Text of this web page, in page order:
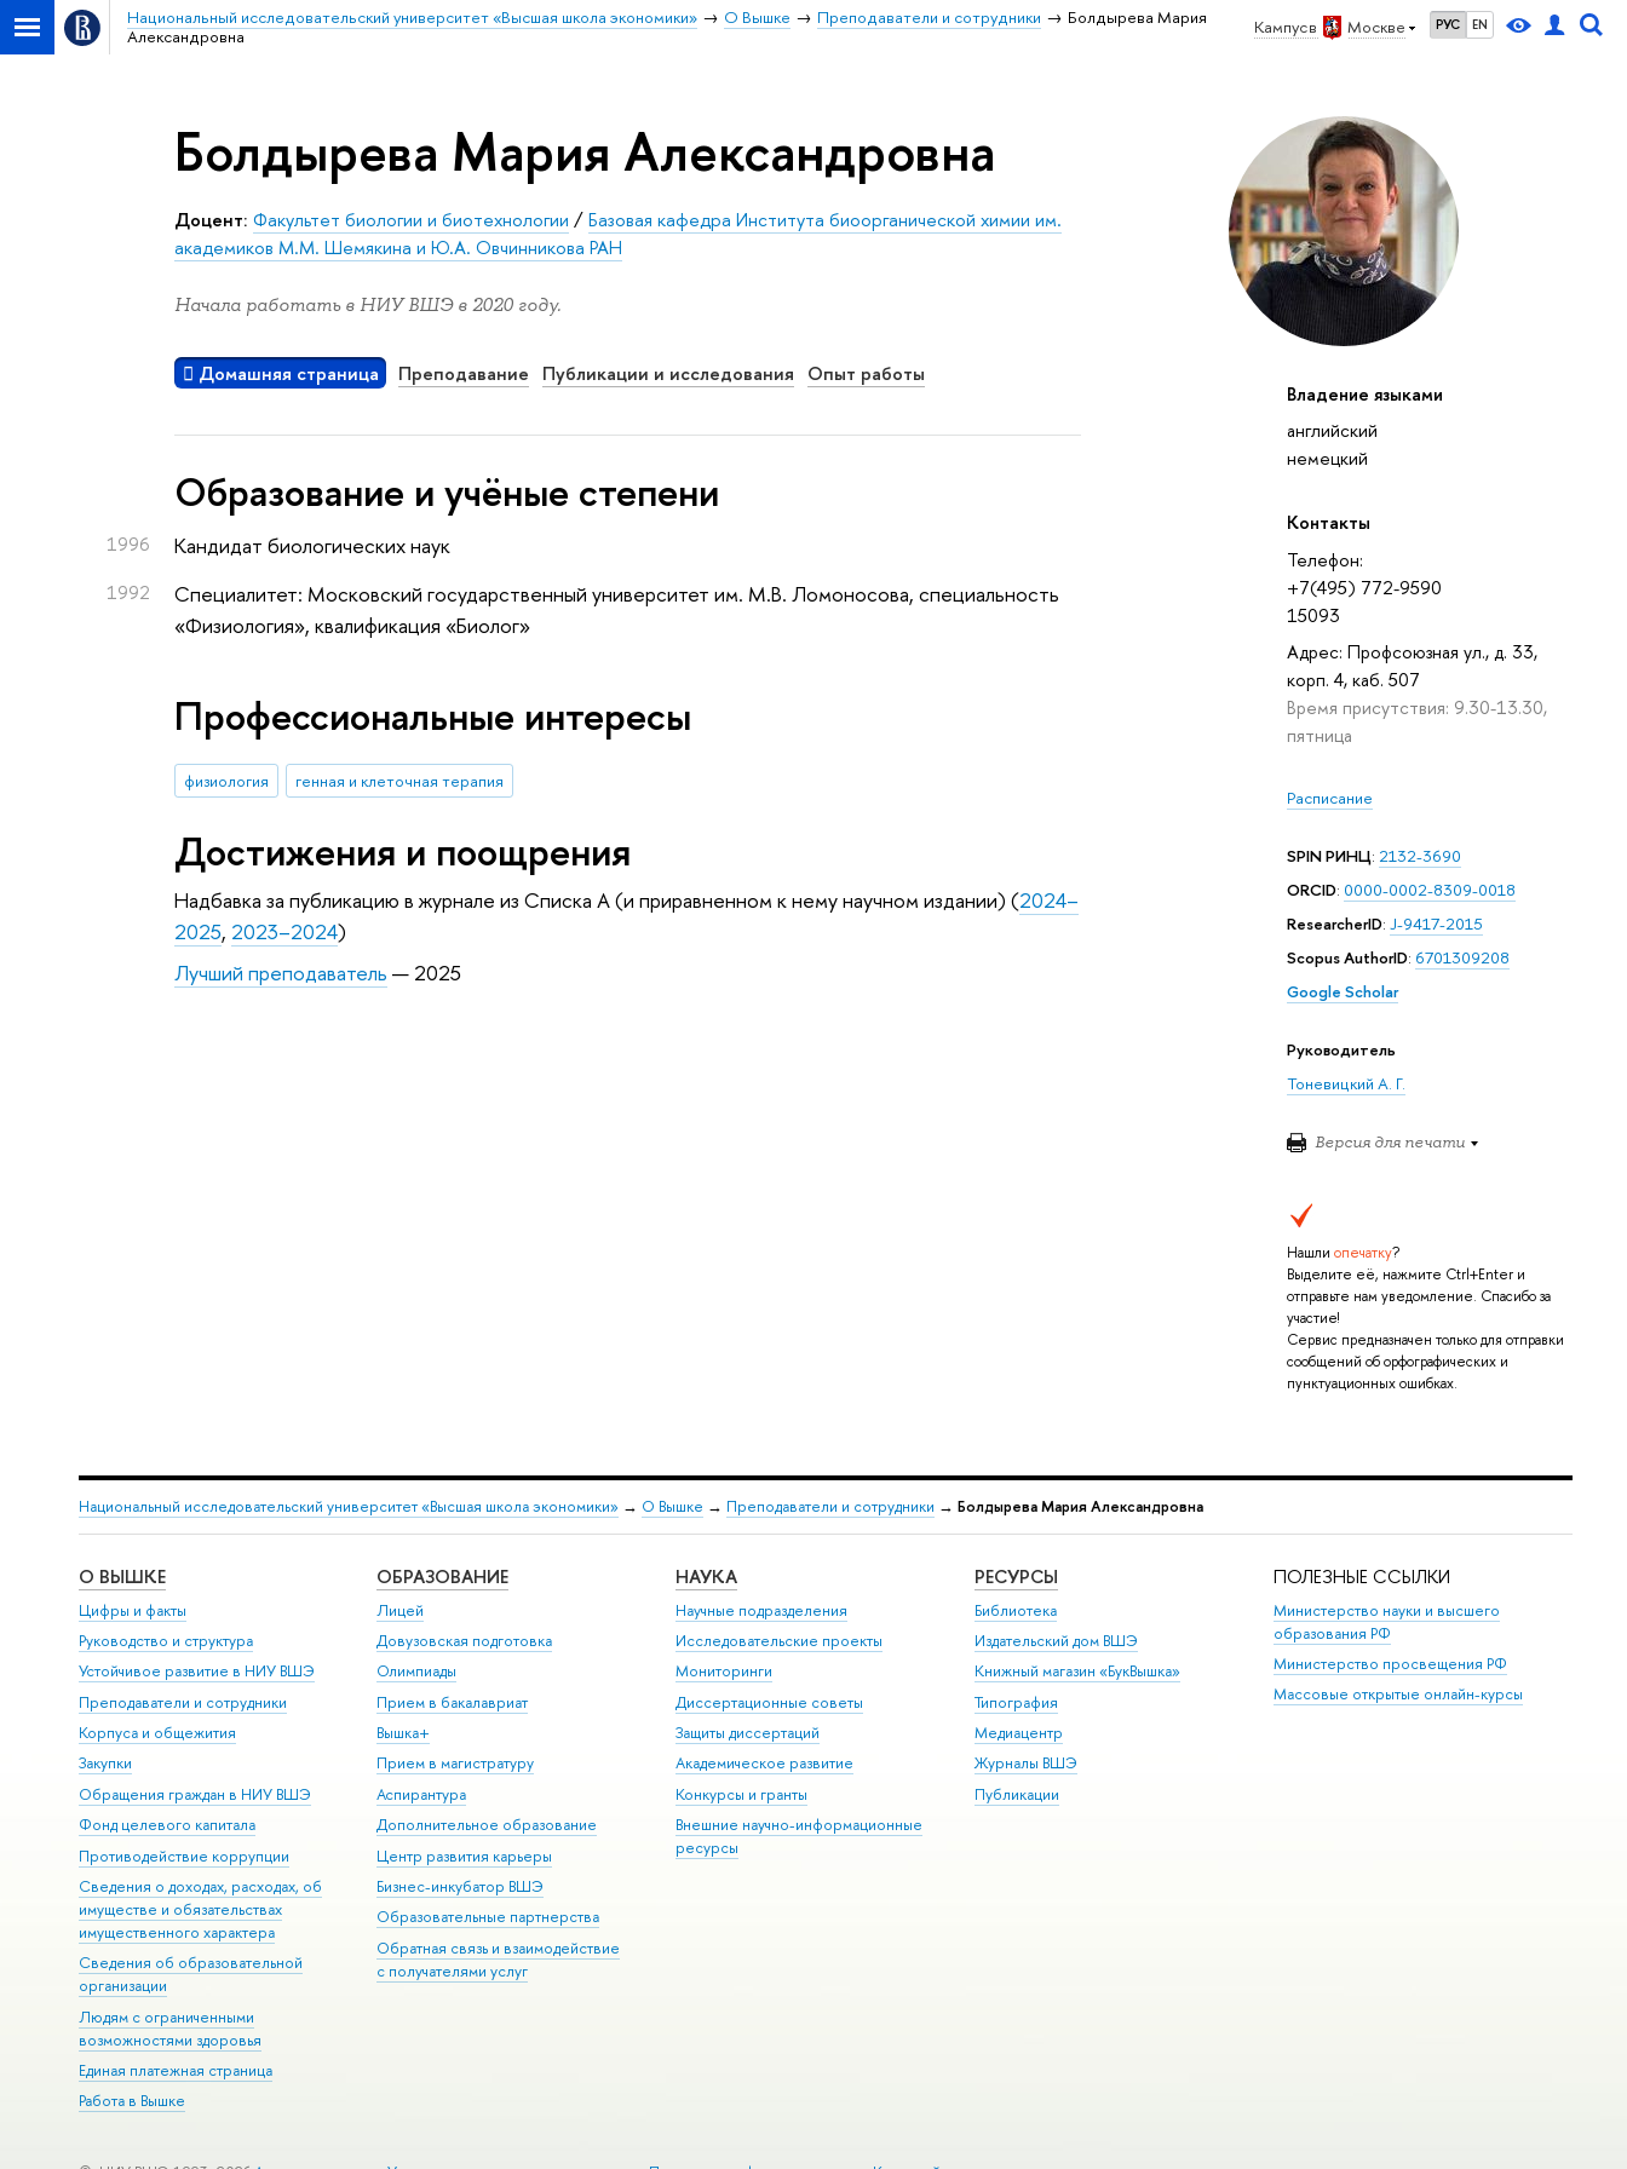
Кампус в Москве РУС EN
Национальный исследовательский университет «Высшая школа экономики» О Вышке Преподаватели и сотрудники
Болдырева Мария
Александровна
Владение языками
английский
немецкий
Контакты
Телефон:
+7(495) 772-9590
15093
Адрес: Профсоюзная ул., д. 33,
корп. 4, каб. 507
Время присутствия: 9.30-13.30,
пятница
Расписание
SPIN РИНЦ: 2132-3690
ORCID: 0000-0002-8309-0018
ResearcherID: J-9417-2015
Scopus AuthorID: 6701309208
Google Scholar
Руководитель
Тоневицкий А. Г.
Версия для печати
Нашли опечатку?
Выделите её, нажмите Ctrl+Enter и
отправьте нам уведомление. Спасибо за
участие!
Сервис предназначен только для отправки
сообщений об орфографических и
пунктуационных ошибках.
Болдырева Мария Александровна
Доцент: Факультет биологии и биотехнологии /Базовая кафедра Института биоорганической химии им.
академиков М.М. Шемякина и Ю.А. Овчинникова РАН
Начала работать в НИУ ВШЭ в 2020 году.
Домашняя страница Преподавание Публикации и исследования Опыт работы
Oбразование и учёные степени
1996 Кандидат биологических наук
1992
Специалитет: Московский государственный университет им. М.В. Ломоносова, специальность
«Физиология», квалификация «Биолог»
Профессиональные интересы
физиология генная и клеточная терапия
Достижения и поощрения
Надбавка за публикацию в журнале из Списка А (и приравненном к нему научном издании) (2024–
2025, 2023–2024)
Лучший преподаватель — 2025
Национальный исследовательский университет «Высшая школа экономики» → О Вышке → Преподаватели и сотрудники → Болдырева Мария Александровна
О ВЫШКЕ
Цифры и факты
Руководство и структура
Устойчивое развитие в НИУ ВШЭ
Преподаватели и сотрудники
Корпуса и общежития
Закупки
Обращения граждан в НИУ ВШЭ
Фонд целевого капитала
Противодействие коррупции
Сведения о доходах, расходах, об
имуществе и обязательствах
имущественного характера
Сведения об образовательной
организации
Людям с ограниченными
возможностями здоровья
Единая платежная страница
Работа в Вышке
ОБРАЗОВАНИЕ
Лицей
Довузовская подготовка
Олимпиады
Прием в бакалавриат
Вышка+
Прием в магистратуру
Аспирантура
Дополнительное образование
Центр развития карьеры
Бизнес-инкубатор ВШЭ
Образовательные партнерства
Обратная связь и взаимодействие
с получателями услуг
НАУКА
Научные подразделения
Исследовательские проекты
Мониторинги
Диссертационные советы
Защиты диссертаций
Академическое развитие
Конкурсы и гранты
Внешние научно-информационные
ресурсы
РЕСУРСЫ
Библиотека
Издательский дом ВШЭ
Книжный магазин «БукВышка»
Типография
Медиацентр
Журналы ВШЭ
Публикации
ПОЛЕЗНЫЕ ССЫЛКИ
Министерство науки и высшего
образования РФ
Министерство просвещения РФ
Массовые открытые онлайн-курсы